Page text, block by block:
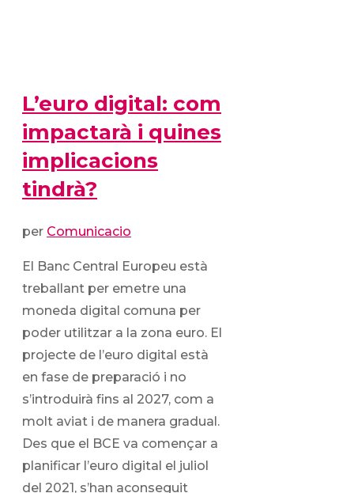
L’euro digital: com
impactarà i quines
implicacions
tindrà?
per Comunicacio
El Banc Central Europeu està
treballant per emetre una
moneda digital comuna per
poder utilitzar a la zona euro. El
projecte de l’euro digital està
en fase de preparació i no
s’introduirà fins al 2027, com a
molt aviat i de manera gradual.
Des que el BCE va començar a
planificar l’euro digital el juliol
del 2021, s’han aconseguit